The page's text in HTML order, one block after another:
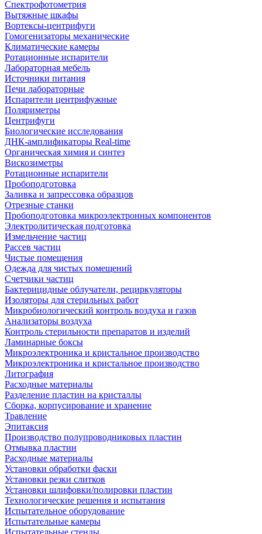
Спектрофотометрия
Вытяжные шкафы
Вортексы-центрифуги
Гомогенизаторы механические
Климатические камеры
Ротационные испарители
Лабораторная мебель
Источники питания
Печи лабораторные
Испарители центрифужные
Поляриметры
Центрифуги
Биологические исследования
ДНК-амплификаторы Real-time
Органическая химия и синтез
Вискозиметры
Ротационные испарители
Пробоподготовка
Заливка и запрессовка образцов
Отрезные станки
Пробоподготовка микроэлектронных компонентов
Электролитическая подготовка
Измельчение частиц
Рассев частиц
Чистые помещения
Одежда для чистых помещений
Счетчики частиц
Бактерицидные облучатели, рециркуляторы
Изоляторы для стерильных работ
Микробиологический контроль воздуха и газов
Анализаторы воздуха
Контроль стерильности препаратов и изделий
Ламинарные боксы
Микроэлектроника и кристальное производство
Микроэлектроника и кристальное производство
Литография
Расходные материалы
Разделение пластин на кристаллы
Сборка, корпусирование и хранение
Травление
Эпитаксия
Производство полупроводниковых пластин
Отмывка пластин
Расходные материалы
Установки обработки фаски
Установки резки слитков
Установки шлифовки/полировки пластин
Технологические решения и испытания
Испытательное оборудование
Испытательные камеры
Испытательные стенды